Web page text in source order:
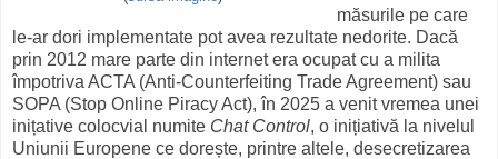
măsurile pe care
le-ar dori implementate pot avea rezultate nedorite. Dacă
prin 2012 mare parte din internet era ocupat cu a milita
împotriva ACTA (Anti-Counterfeiting Trade Agreement) sau
SOPA (Stop Online Piracy Act), în 2025 a venit vremea unei
inițative colocvial numite Chat Control, o inițiativă la nivelul
Uniunii Europene ce dorește, printre altele, desecretizarea